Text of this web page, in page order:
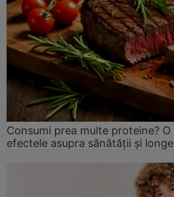
Consumi prea multe proteine?
efectele asupra sănătății și